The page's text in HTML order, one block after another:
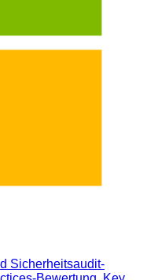
Sicherheitsaudit-